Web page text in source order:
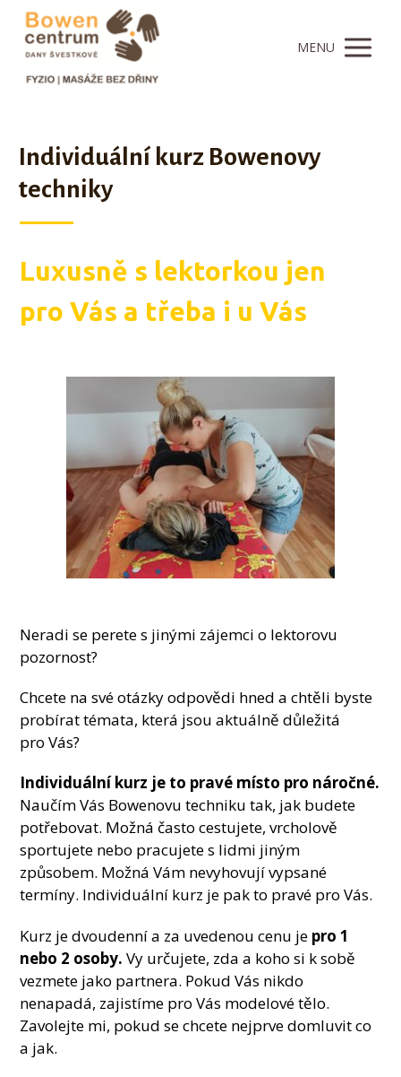
MENU
Individuální kurz Bowenovy
techniky
Luxusně s lektorkou jen
pro Vás a třeba i u Vás
Neradi se perete s jinými zájemci o lektorovu
pozornost?
Chcete na své otázky odpovědi hned a chtěli byste
probírat témata, která jsou aktuálně důležitá
pro Vás?
Individuální kurz je to pravé místo pro náročné.
Naučím Vás Bowenovu techniku tak, jak budete
potřebovat. Možná často cestujete, vrcholově
sportujete nebo pracujete s lidmi jiným
způsobem. Možná Vám nevyhovují vypsané
termíny. Individuální kurz je pak to pravé pro Vás.
Kurz je dvoudenní a za uvedenou cenu je pro 1
nebo 2 osoby. Vy určujete, zda a koho si k sobě
vezmete jako partnera. Pokud Vás nikdo
nenapadá, zajistíme pro Vás modelové tělo.
Zavolejte mi, pokud se chcete nejprve domluvit co
a jak.